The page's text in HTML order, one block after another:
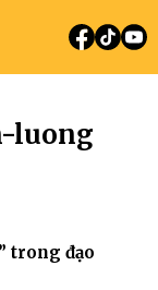
luong
trong đạo